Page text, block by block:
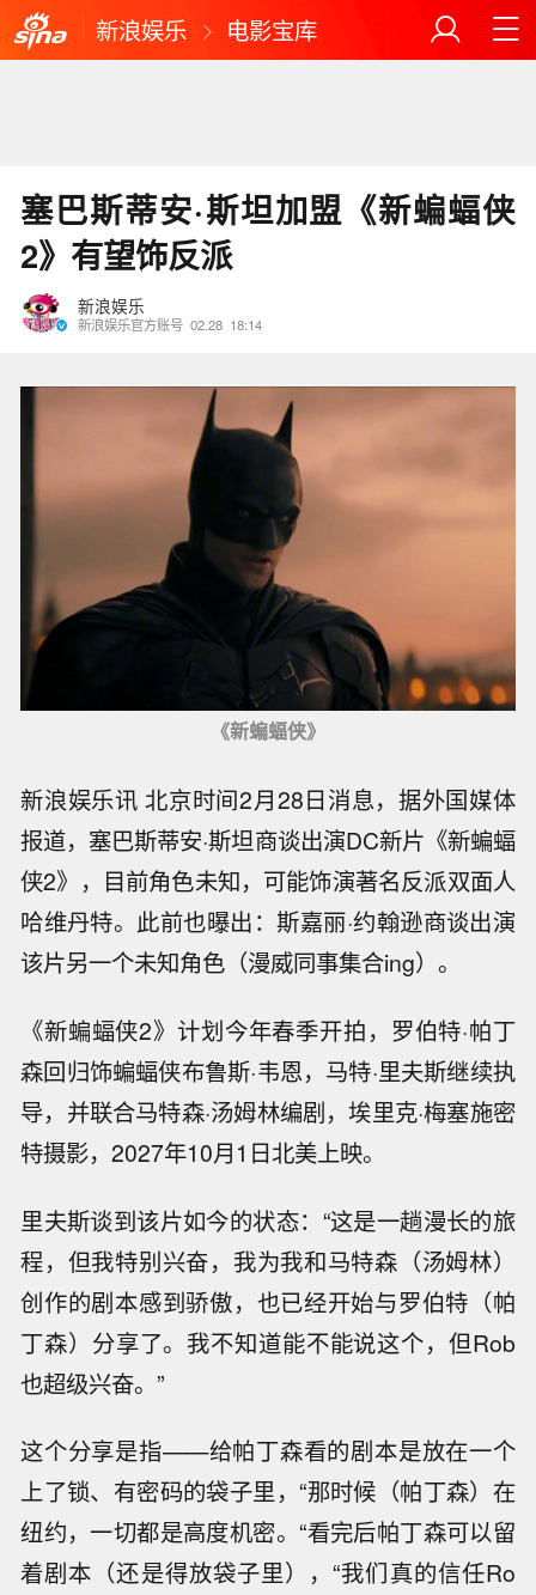
新浪娱乐 电影宝库
塞巴斯蒂安·斯坦加盟《新蝙蝠侠
2》有望饰反派
新浪娱乐
新浪娱乐官方账号 02.28 18:14
《新蝙蝠侠》
新浪娱乐讯 北京时间2月28日消息，据外国媒体
报道，塞巴斯蒂安·斯坦商谈出演DC新片《新蝙蝠
侠2》，目前角色未知，可能饰演著名反派双面人
哈维丹特。此前也曝出：斯嘉丽·约翰逊商谈出演
该片另一个未知角色（漫威同事集合ing）。
《新蝙蝠侠2》计划今年春季开拍，罗伯特·帕丁
森回归饰蝙蝠侠布鲁斯·韦恩，马特·里夫斯继续执
导，并联合马特森·汤姆林编剧，埃里克·梅塞施密
特摄影，2027年10月1日北美上映。
里夫斯谈到该片如今的状态：“这是一趟漫长的旅
程，但我特别兴奋，我为我和马特森（汤姆林）
创作的剧本感到骄傲，也已经开始与罗伯特（帕
丁森）分享了。我不知道能不能说这个，但Rob
也超级兴奋。”
这个分享是指——给帕丁森看的剧本是放在一个
上了锁、有密码的袋子里，“那时候（帕丁森）在
纽约，一切都是高度机密。“看完后帕丁森可以留
着剧本（还是得放袋子里），“我们真的信任Ro